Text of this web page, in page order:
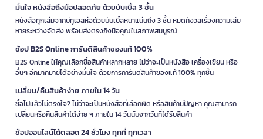
มั่นใจ หนังสือถึงมือปลอดภัย ด้วยบับเบิ้ล 3 ชั้น
หนังสือทุกเล่มจากบีทูเอสห่อด้วยบับเบิ้ลหนาแน่นถึง 3 ชั้น หมดกังวลเรื่องความเสีย
หายระหว่างจัดส่ง พร้อมส่งตรงถึงมือคุณในสภาพสมบูรณ์
ช้อป B2S Online การันตีสินค้าของแท้ 100%
B2S Online ให้คุณเลือกซื้อสินค้าหลากหลาย ไม่ว่าจะเป็นหนังสือ เครื่องเขียน หรือ
อื่นๆ อีกมากมายได้อย่างมั่นใจ ด้วยการการันตีสินค้าของแท้ 100% ทุกชิ้น
เปลี่ยน/คืนสินค้าง่าย ภายใน 14 วัน
ซื้อไปแล้วไม่ตรงใจ? ไม่ว่าจะเป็นหนังสือที่เลือกผิด หรือสินค้ามีปัญหา คุณสามารถ
เปลี่ยนหรือคืนสินค้าได้ง่าย ๆ ภายใน 14 วันนับจากวันที่ได้รับสินค้า
ช้อปออนไลน์ได้ตลอด 24 ชั่วโมง ทุกที่ ทุกเวลา